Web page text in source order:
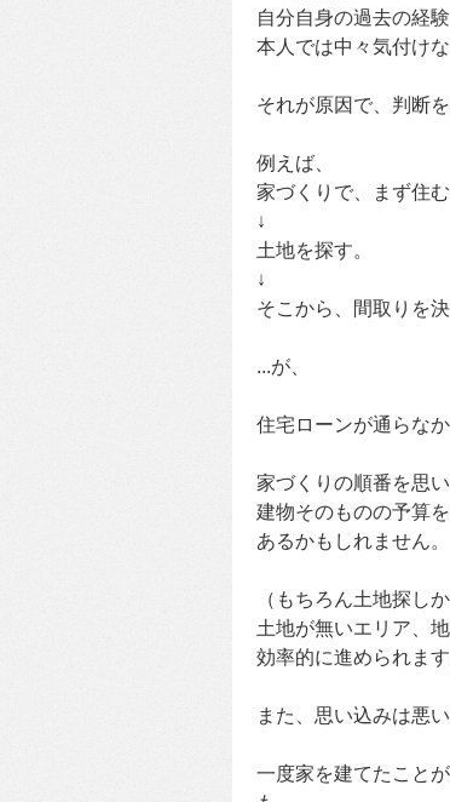
自分自身の過去の経
本人では中々気付け
それが原因で、判断
例えば、
家づくりで、まず住
↓
土地を探す。
↓
そこから、間取りを
...が、
住宅ローンが通らな
家づくりの順番を思
建物そのものの予算
あるかもしれません。
（もちろん土地探し
土地が無いエリア、
効率的に進められます
また、思い込みは悪
一度家を建てたこと